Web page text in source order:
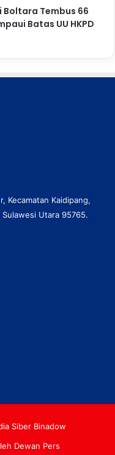
Boltara Tembus 66
Batas UU HKPD
Kecamatan Kaidipang,
Utara 95765.
Siber Binadow
Dewan Pers